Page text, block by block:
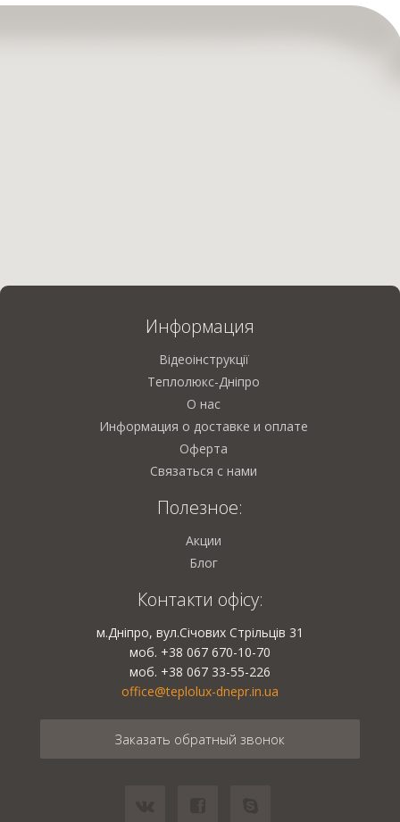
Информация
Відеоінструкції
Теплолюкс-Дніпро
О нас
Информация о доставке и оплате
Оферта
Связаться с нами
Полезное:
Акции
Блог
Контакти офісу:
м.Дніпро, вул.Січових Стрільців 31
моб. +38 067 670-10-70
моб. +38 067 33-55-226
office@teplolux-dnepr.in.ua
Заказать обратный звонок